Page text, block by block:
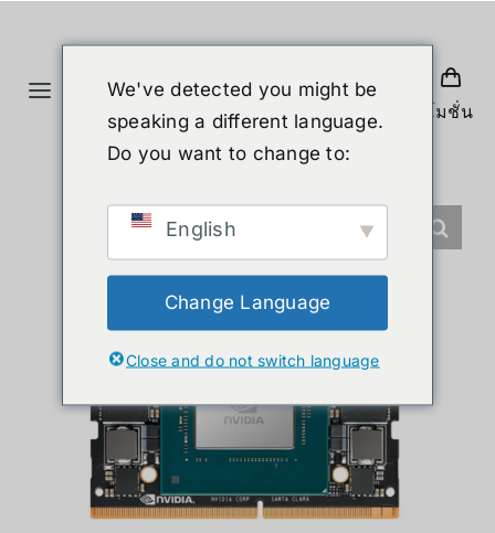
เนื้อหาToggle
Navigation
หน้าแรก
หุ่นยนต์รูปร่างมนุษย์
ข่าวสาร
บริการ
ร้านค้า
โปรโมชั่น
We've detected you might be
speaking a different language.
Do you want to change to:
English
Change Language
Close and do not switch language